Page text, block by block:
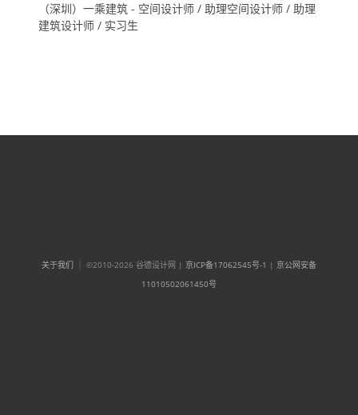
（深圳）一乘建筑 - 空间设计师 / 助理空间设计师 / 助理
建筑设计师 / 实习生
关于我们 ｜ ©2010-2026 谷德设计网 | 京ICP备17062545号-1 | 京公网安备
11010502061450号